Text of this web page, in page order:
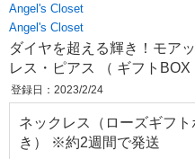
Angel's Closet
Angel's Closet
ダイヤを超える輝き！モア
レス・ピアス （ ギフトBOX
登録日：2023/2/24
ネックレス（ローズギフ
き） ※約2週間で発送